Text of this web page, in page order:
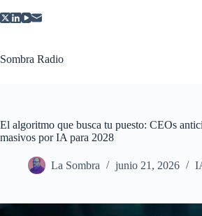
al
Sombra Radio
El algoritmo que busca tu puesto: CEOs
masivos por IA para 2028
La Sombra junio 21, 2026